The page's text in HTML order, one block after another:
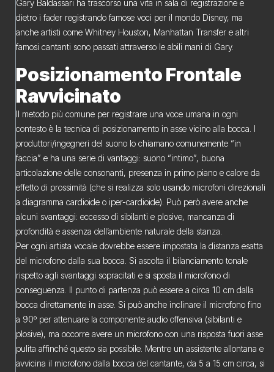
Gary Baldassari ha trascorso una vita in sala di registrazione e
dietro i fader registrando famose voci per il mondo Disney, ma
anche artisti come Whitney Houston, Manhattan Transfer e altri
famosi cantanti sono passati attraverso le abili mani di Gary.
Posizionamento Frontale
Ravvicinato
Il metodo più comune per registrare una voce umana in ogni
contesto è la tecnica di posizionamento in asse vicino alla bocca. I
produttori/ingegneri del suono lo chiamano comunemente “in
faccia” e ha una serie di vantaggi: suono “intimo”, buona
articolazione delle consonanti, presenza in primo piano e calore da
effetto di prossimità (che si realizza solo usando microfoni direzionali
a diagramma cardioide o iper-cardioide). Può però avere anche
alcuni svantaggi: eccesso di sibilanti e plosive, mancanza di
profondità e assenza dell’ambiente naturale della stanza.
Per ogni artista vocale dovrebbe essere impostata la distanza esatta
del microfono dalla sua bocca. Si ascolta il bilanciamento tonale
rispetto agli svantaggi sopracitati e si sposta il microfono di
conseguenza. Il punto di partenza può essere a circa 10 cm dalla
bocca direttamente in asse. Si può anche inclinare il microfono fino
a 90º per attenuare la componente audio offensiva (sibilanti e
plosive), ma occorre avere un microfono con una risposta fuori asse
pulita affinché questo sia possibile. Mentre un assistente allontana e
avvicina il microfono dalla bocca del cantante, da 5 a 15 cm circa, si